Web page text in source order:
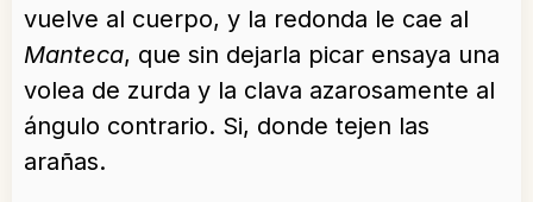
vuelve al cuerpo, y la redonda le cae al
Manteca, que sin dejarla picar ensaya una
volea de zurda y la clava azarosamente al
ángulo contrario. Si, donde tejen las
arañas.